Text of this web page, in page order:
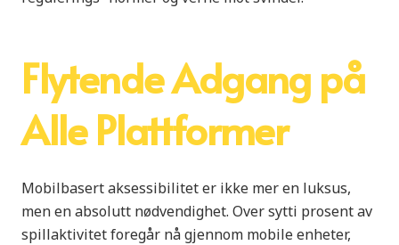
Flytende Adgang på
Alle Plattformer
Mobilbasert aksessibilitet er ikke mer en luksus,
men en absolutt nødvendighet. Over sytti prosent av
spillaktivitet foregår nå gjennom mobile enheter,